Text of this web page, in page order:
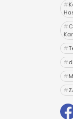
#
#
#
#
#
#
#